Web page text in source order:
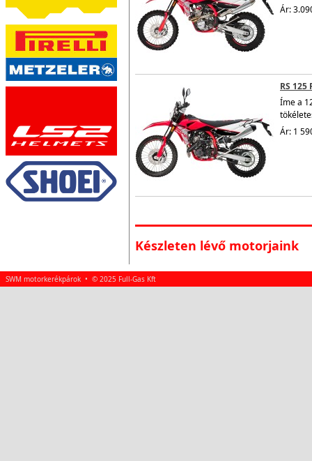
Ár:
RS 125
Íme a
Ár: 1
Készleten lévő motorjaink
SWM motorkerékpárok • © 2025 Full-Gas Kft